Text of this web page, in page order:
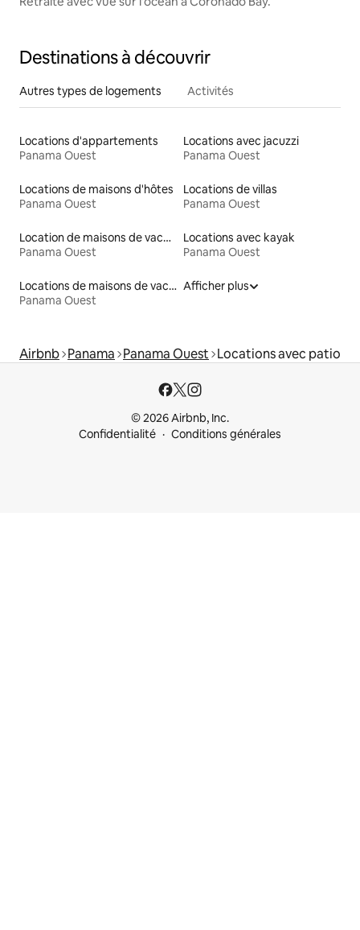
Destinations à découvrir
Autres types de logements Activités
Locations d'appartements
Panama Ouest
Locations avec jacuzzi
Panama Ouest
Locations de maisons d'hôtes
Panama Ouest
Locations de villas
Panama Ouest
Location de maisons de vacances
Panama Ouest
Locations avec kayak
Panama Ouest
Locations de maisons de vacances
Panama Ouest
Afficher plus
Airbnb Panama Panama Ouest Locations avec patio
© 2026 Airbnb, Inc.
Confidentialité
Conditions générales